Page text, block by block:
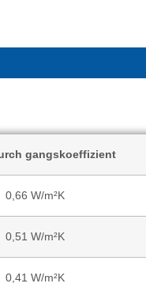
gangskoeffizient
0,66 W/m²K
0,51 W/m²K
0,41 W/m²K